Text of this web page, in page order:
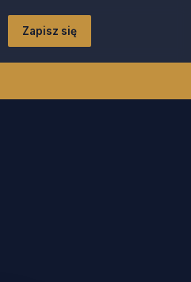
Zapisz się